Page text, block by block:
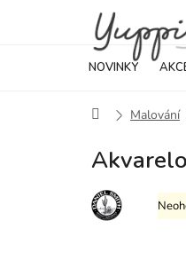
NOVINKY
DomůMalování